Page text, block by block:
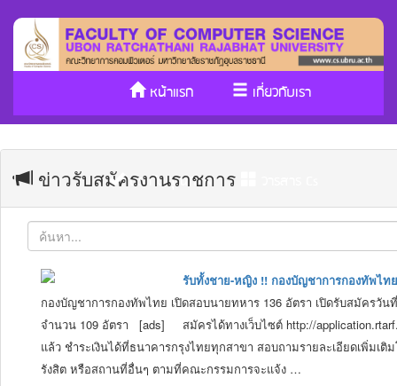
หน้าแรก
เกี่ยวกับเรา
ประกันคุณภาพ
SDGs
ข่าวรับสมัครงานราชการ
รับทั้งชาย-หญิง !! กองบัญชาการกองทัพไท
กองบัญชาการกองทัพไทย เปิดสอบนายทหาร 136 อัตรา เปิดรับสมัคร
จำนวน 109 อัตรา [ads] สมัครได้ทางเว็บไซต์ http://
แล้ว ชำระเงินได้ที่ธนาคารกรุงไทยทุกสาขา สอบถามรายละเอียดเพิ่มเ
รังสิต หรือสถานที่อื่นๆ ตามที่คณะกรรมการจะแจ้ง …